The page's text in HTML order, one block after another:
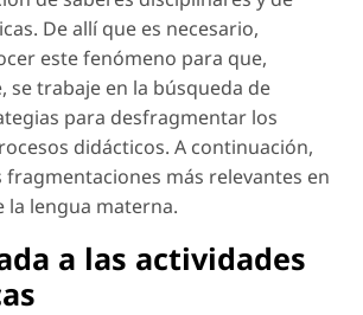
De allí que es necesario,
este fenómeno para que,
se trabaje en la búsqueda de
para desfragmentar los
didácticos. A continuación,
fragmentaciones más relevantes en
la lengua materna.
a las actividades